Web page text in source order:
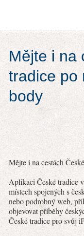
Regiony
Tradice
Výlety
Mějte i na
tradice po
body
Mějte i na cestách
Aplikaci České tradice
místech spojených s
nebo podrobný web,
objevovat příběhy
České tradice pro svůj